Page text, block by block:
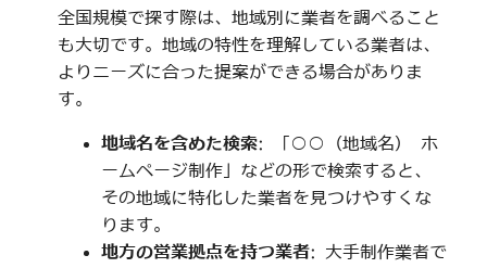
全国規模で探す際は、地域別に業者を調べること
も大切です。地域の特性を理解している業者は、
よりニーズに合った提案ができる場合がありま
す。
地域名を含めた検索: 「○○（地域名） ホ
ームページ制作」などの形で検索すると、
その地域に特化した業者を見つけやすくな
ります。
地方の営業拠点を持つ業者: 大手制作業者で